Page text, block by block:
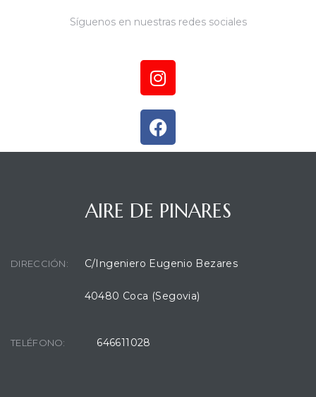
Síguenos en nuestras redes sociales
AIRE DE PINARES
DIRECCIÓN: C/Ingeniero Eugenio Bezares
40480 Coca (Segovia)
TELÉFONO: 646611028